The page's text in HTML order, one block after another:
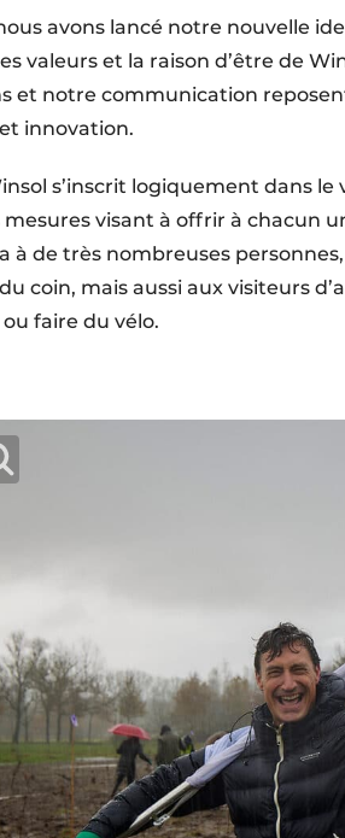
avons lancé notre nouvelle
valeurs et la raison d’être de
et notre communication
innovation.
s’inscrit logiquement dans
visant à offrir à chacun
à de très nombreuses
coin, mais aussi aux visiteurs
faire du vélo.